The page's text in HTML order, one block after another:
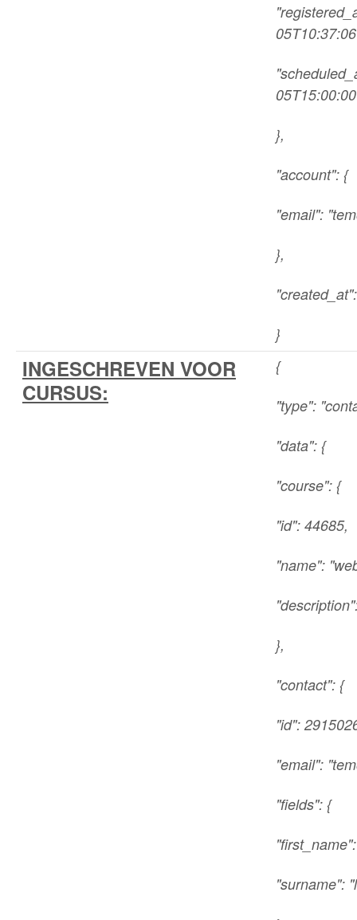
},
"account": {
"email":
},
}
INGESCHREVEN VOOR
CURSUS:
{
"type":
"data": {
"course": {
"id": 44685,
"name":
},
"contact": {
"id":
"email":
"fields": {
"surname":